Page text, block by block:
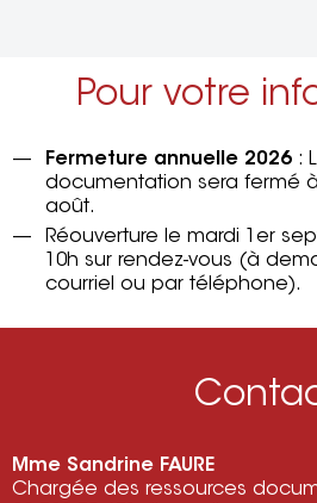
Pour votre
Fermeture annuelle 2026 :
documentation sera fermé
août.
Réouverture le mardi 1er
10h sur rendez-vous (à
courriel ou par téléphone).
Mme Sandrine FAURE
Chargée des ressources